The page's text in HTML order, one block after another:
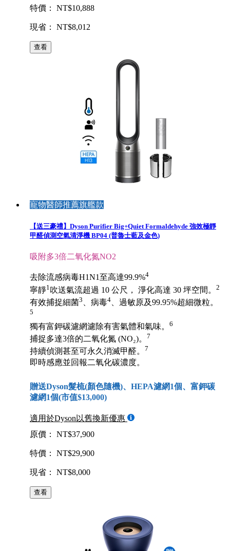
特價： NT$10,888
現省： NT$8,012
查看
寵物醫師推薦旗艦款
【送三豪禮】Dyson Purifier Big+Quiet Formaldehyde 強效極靜
甲醛偵測空氣清淨機 BP04 (普魯士藍及金色)
吸附多3倍二氧化氮NO2
去除流感病毒H1N1至高達99.9%4
寧靜1 吹送氣流超過 10 公尺， 淨化高達 30 坪空間。 2
有效捕捉細菌3 、病毒4、過敏原及99.95%超細微粒。
5
獨有富鉀碳濾網濾除有害氣體和氣味。 6
捕捉多達3倍的二氧化氮 (NO₂)。 7
持續偵測甚至可永久消滅甲醛。 7
即時感應並回報二氧化碳濃度。
贈送Dyson髮梳(顏色隨機)、HEPA濾網1個、富鉀碳
濾網1個(市值$13,000)
適用於Dyson以舊換新優惠
原價： NT$37,900
特價： NT$29,900
現省： NT$8,000
查看